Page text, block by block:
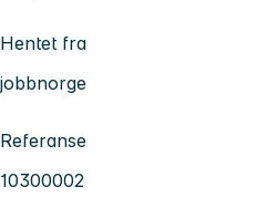
Hentet fra
jobbnorge
Referanse
10300002